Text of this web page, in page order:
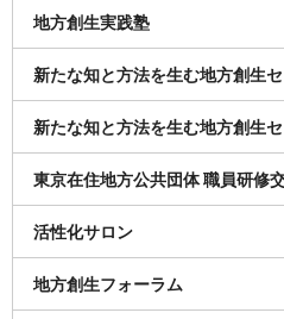
地方創生実践塾
新たな知と方法を生む地方創生
新たな知と方法を生む地方創生
東京在住地方公共団体 職員研修
活性化サロン
地方創生フォーラム